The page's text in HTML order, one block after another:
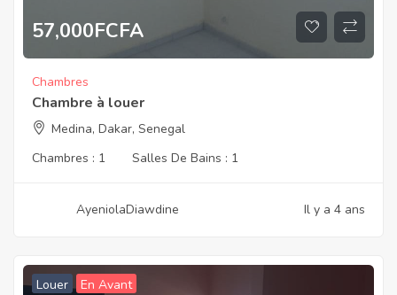
57,000FCFA
Chambres
Chambre à louer
Medina, Dakar, Senegal
Chambres : 1 Salles De Bains : 1
AyeniolaDiawdine Il y a 4 ans
Louer En Avant